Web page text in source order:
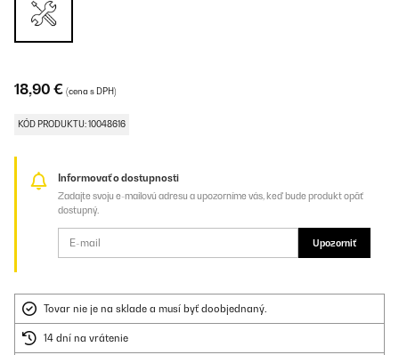
18,90 € (cena s DPH)
KÓD PRODUKTU: 10048616
Informovať o dostupnosti
Zadajte svoju e-mailovú adresu a upozorníme vás, keď bude produkt opäť
dostupný.
Upozorniť
Tovar nie je na sklade a musí byť doobjednaný.
14 dní na vrátenie